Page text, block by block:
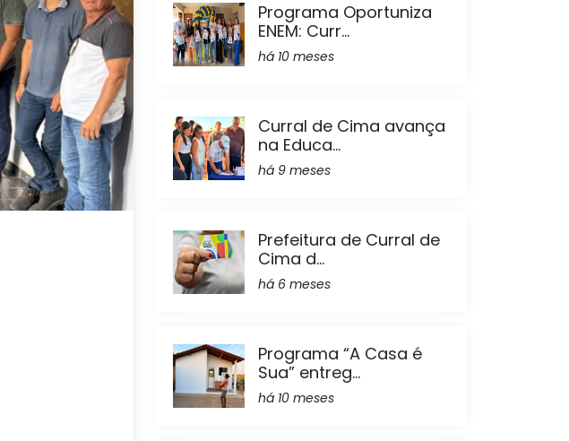
Programa Oportuniza
ENEM: Curr...
há 10 meses
Curral de Cima avança
na Educa...
há 9 meses
Prefeitura de Curral de
Cima d...
há 6 meses
Programa “A Casa é
Sua” entreg...
há 10 meses